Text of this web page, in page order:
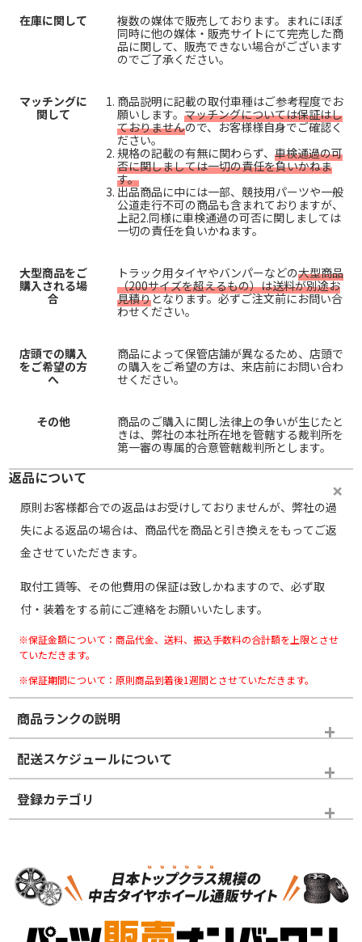
在庫に関して
複数の媒体で販売しております。まれにほぼ
同時に他の媒体・販売サイトにて完売した商
品に関して、販売できない場合がございます
のでご了承ください。
マッチングに
関して
商品説明に記載の取付車種はご参考程度でお
願いします。 マッチングについては保証はし
ておりませんので、お客様様自身でご確認く
ださい。
規格の記載の有無に関わらず、 車検通過の可
否に関しましては一切の責任を負いかねま
す。
出品商品に中には一部、競技用パーツや一般
公道走行不可の商品も含まれておりますが、
上記2.同様に車検通過の可否に関しましては
一切の責任を負いかねます。
大型商品をご
購入される場
合
トラック用タイヤやバンパーなどの大型商品
（200サイズを超えるもの）は送料が別途お
見積りとなります。必ずご注文前にお問い合
わせください。
店頭での購入
をご希望の方
へ
商品によって保管店舗が異なるため、店頭で
の購入をご希望の方は、来店前にお問い合わ
せください。
その他
商品のご購入に関し法律上の争いが生じたと
きは、弊社の本社所在地を管轄する裁判所を
第一審の専属的合意管轄裁判所とします。
返品について
原則お客様都合での返品はお受けしておりませんが、弊社の過
失による返品の場合は、商品代を商品と引き換えをもってご返
金させていただきます。
取付工賃等、その他費用の保証は致しかねますので、必ず取
付・装着をする前にご連絡をお願いいたします。
※保証金額について：商品代金、送料、振込手数料の合計額を上限とさせ
ていただきます。
※保証期間について：原則商品到着後1週間とさせていただきます。
商品ランクの説明
※商品ランクは出品者の主観により判断しておりますので、あら
かじめご了承ください。
ホイールランク
S
品）
S
新車外し品（新古
付き
配送スケジュールについて
登録カテゴリ
タイヤホイールセット